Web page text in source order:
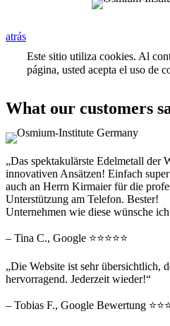
atrás
Este sitio utiliza cookies. Al
página, usted acepta el uso de
What our customers
„Das spektakulärste Edelmetall der
innovativen Ansätzen! Einfach
auch an Herrn Kirmaier für die
Unterstützung am Telefon. Bester!
Unternehmen wie diese wünsche
– Tina C., Google ⭐⭐⭐⭐⭐
„Die Website ist sehr übersichtlich,
hervorragend. Jederzeit wieder!“
– Tobias F., Google Bewertung